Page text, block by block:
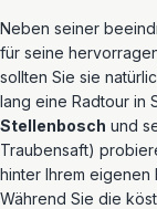
Neben seiner
für seine
sollten Sie sie
lang eine Radtour in
Stellenbosch und
Traubensaft)
hinter Ihrem
Während Sie die